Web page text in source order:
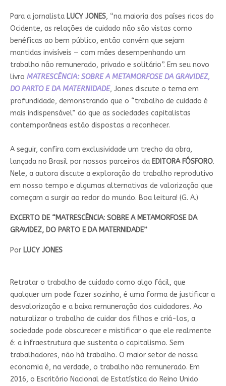
Para a jornalista LUCY JONES, “na maioria dos países ricos do
Ocidente, as relações de cuidado não são vistas como
benéficas ao bem público, então convém que sejam
mantidas invisíveis — com mães desempenhando um
trabalho não remunerado, privado e solitário”. Em seu novo
livro MATRESCÊNCIA: SOBRE A METAMORFOSE DA GRAVIDEZ,
DO PARTO E DA MATERNIDADE, Jones discute o tema em
profundidade, demonstrando que o “trabalho de cuidado é
mais indispensável” do que as sociedades capitalistas
contemporâneas estão dispostas a reconhecer.
A seguir, confira com exclusividade um trecho da obra,
lançada no Brasil por nossos parceiros da EDITORA FÓSFORO.
Nele, a autora discute a exploração do trabalho reprodutivo
em nosso tempo e algumas alternativas de valorização que
começam a surgir ao redor do mundo. Boa leitura! (G. A.)
EXCERTO DE “MATRESCÊNCIA: SOBRE A METAMORFOSE DA
GRAVIDEZ, DO PARTO E DA MATERNIDADE”
Por LUCY JONES
Retratar o trabalho de cuidado como algo fácil, que
qualquer um pode fazer sozinho, é uma forma de justificar a
desvalorização e a baixa remuneração dos cuidadores. Ao
naturalizar o trabalho de cuidar dos filhos e criá-los, a
sociedade pode obscurecer e mistificar o que ele realmente
é: a infraestrutura que sustenta o capitalismo. Sem
trabalhadores, não há trabalho. O maior setor de nossa
economia é, na verdade, o trabalho não remunerado. Em
2016, o Escritório Nacional de Estatística do Reino Unido